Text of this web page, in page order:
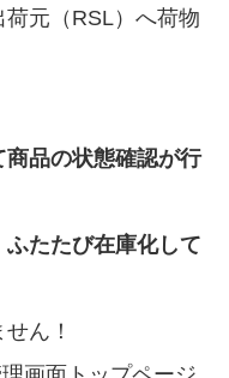
元（RSL）へ荷物
品の状態確認が行
ふたたび在庫化して
ん！